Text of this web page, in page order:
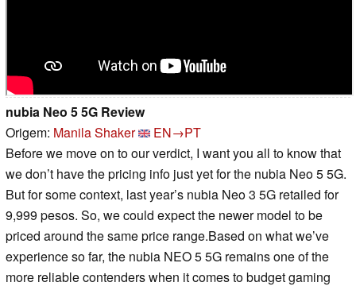
nubia Neo 5 5G Review
Origem: Manila Shaker
EN→PT
Before we move on to our verdict, I want you all to know that
we don’t have the pricing info just yet for the nubia Neo 5 5G.
But for some context, last year’s nubia Neo 3 5G retailed for
9,999 pesos. So, we could expect the newer model to be
priced around the same price range.Based on what we’ve
experience so far, the nubia NEO 5 5G remains one of the
more reliable contenders when it comes to budget gaming